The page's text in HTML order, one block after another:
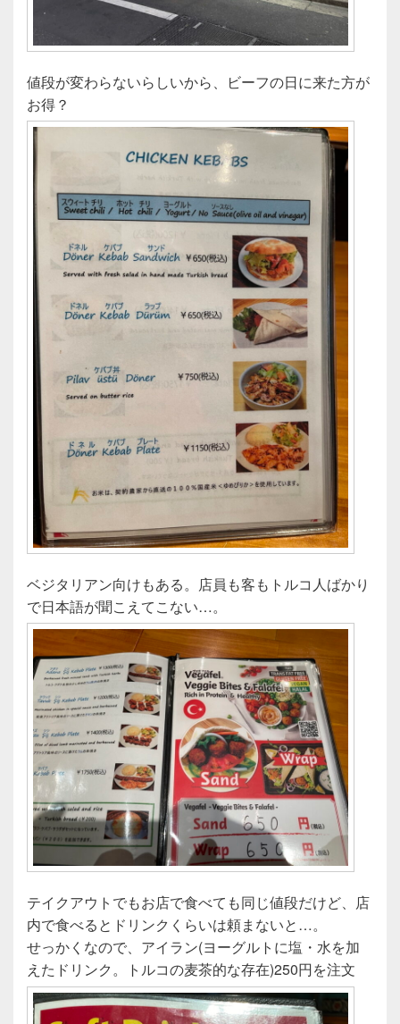
値段が変わらないらしいから、ビーフの日に来た方が
お得？
ベジタリアン向けもある。店員も客もトルコ人ばかり
で日本語が聞こえてこない…。
テイクアウトでもお店で食べても同じ値段だけど、店
内で食べるとドリンクくらいは頼まないと…。
せっかくなので、アイラン(ヨーグルトに塩・水を加
えたドリンク。トルコの麦茶的な存在)250円を注文